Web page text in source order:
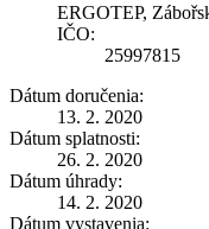
ERGOTEP,
IČO:
25997815
Dátum doručenia:
13. 2. 2020
Dátum splatnosti:
26. 2. 2020
Dátum úhrady:
14. 2. 2020
Dátum vystavenia: